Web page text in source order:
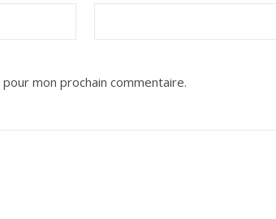
mon prochain commentaire.